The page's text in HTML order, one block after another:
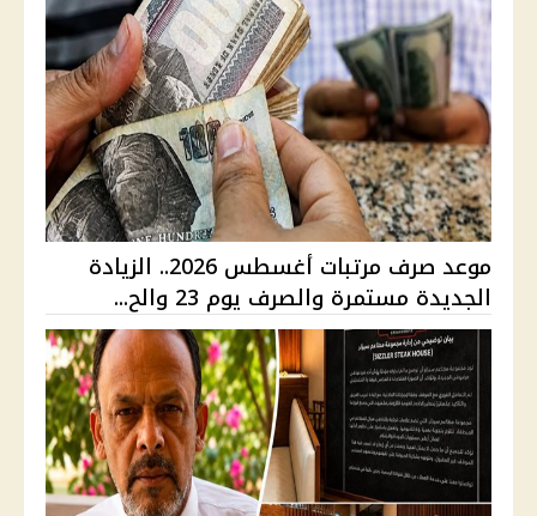
موعد صرف مرتبات أغسطس 2026.. الزيادة
الجديدة مستمرة والصرف يوم 23 والح...